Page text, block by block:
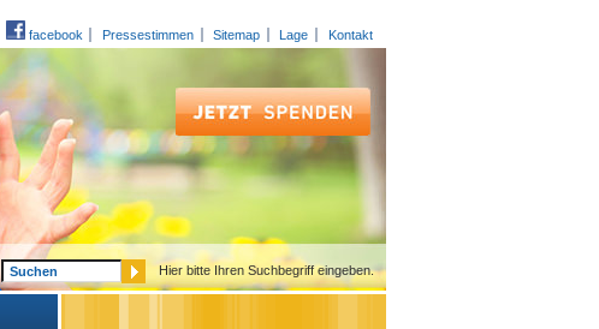
facebook Pressestimmen Sitemap Lage Kontakt
Hier bitte Ihren Suchbegriff eingeben.